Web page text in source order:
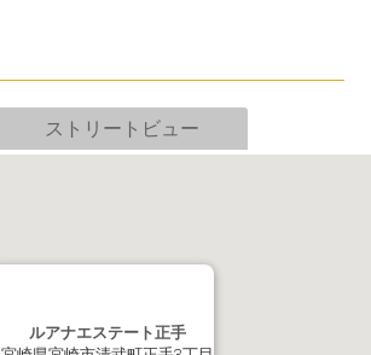
ストリートビュー
ルアナエステート正手